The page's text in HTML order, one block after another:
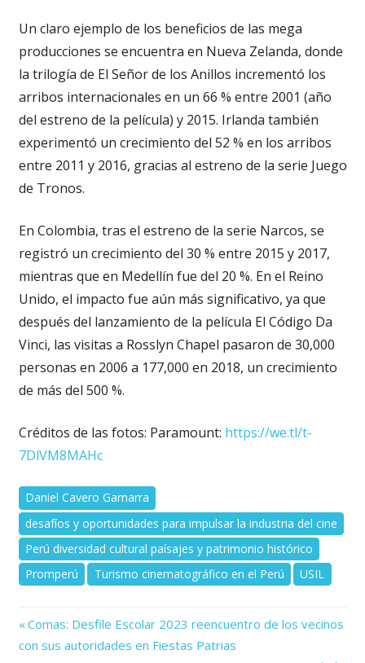
Un claro ejemplo de los beneficios de las mega
producciones se encuentra en Nueva Zelanda, donde
la trilogía de El Señor de los Anillos incrementó los
arribos internacionales en un 66 % entre 2001 (año
del estreno de la película) y 2015. Irlanda también
experimentó un crecimiento del 52 % en los arribos
entre 2011 y 2016, gracias al estreno de la serie Juego
de Tronos.
En Colombia, tras el estreno de la serie Narcos, se
registró un crecimiento del 30 % entre 2015 y 2017,
mientras que en Medellín fue del 20 %. En el Reino
Unido, el impacto fue aún más significativo, ya que
después del lanzamiento de la película El Código Da
Vinci, las visitas a Rosslyn Chapel pasaron de 30,000
personas en 2006 a 177,000 en 2018, un crecimiento
de más del 500 %.
Créditos de las fotos: Paramount: https://we.tl/t-
7DlVM8MAHc
Daniel Cavero Gamarra
desafíos y oportunidades para impulsar la industria del cine
Perú diversidad cultural paísajes y patrimonio histórico
Promperú
Turismo cinematográfico en el Perú USIL
Navegación
Previous
Post:
Comas: Desfile Escolar 2023 reencuentro de los vecinos
con sus autoridades en Fiestas Patrias